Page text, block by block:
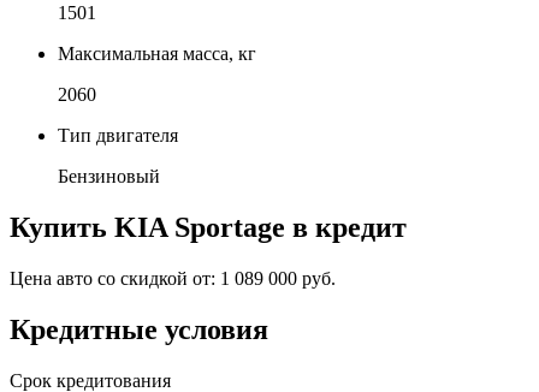
1501
Максимальная масса, кг
2060
Тип двигателя
Бензиновый
Купить KIA Sportage в кредит
Цена авто со скидкой от: 1 089 000 руб.
Кредитные условия
Срок кредитования